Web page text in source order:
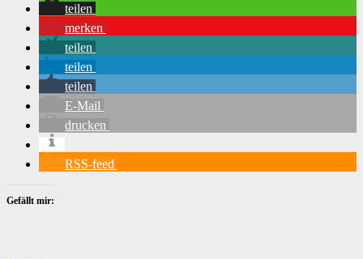
teilen
merken
teilen
teilen
teilen
E-Mail
drucken
RSS-feed
Gefällt mir: